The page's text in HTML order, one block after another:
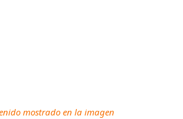
mostrado en la imagen